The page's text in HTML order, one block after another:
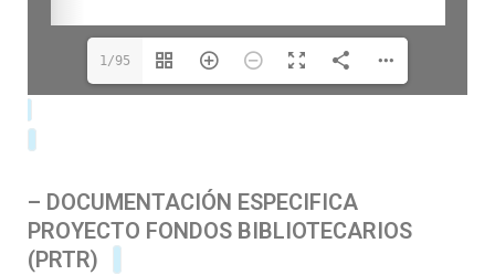
1/95
– DOCUMENTACIÓN ESPECIFICA
PROYECTO FONDOS BIBLIOTECARIOS
(PRTR)